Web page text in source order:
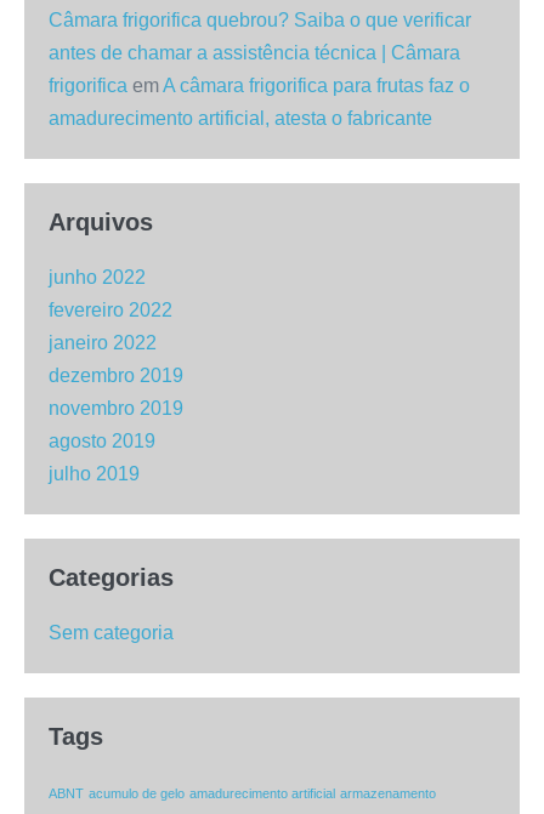
Câmara frigorifica quebrou? Saiba o que verificar
antes de chamar a assistência técnica | Câmara
frigorifica emA câmara frigorifica para frutas faz o
amadurecimento artificial, atesta o fabricante
Arquivos
junho 2022
fevereiro 2022
janeiro 2022
dezembro 2019
novembro 2019
agosto 2019
julho 2019
Categorias
Sem categoria
Tags
ABNT acumulo de gelo amadurecimento artificial armazenamento